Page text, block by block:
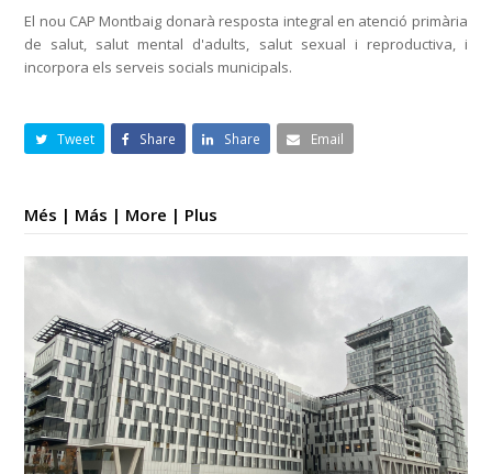
El nou CAP Montbaig donarà resposta integral en atenció primària
de salut, salut mental d'adults, salut sexual i reproductiva, i
incorpora els serveis socials municipals.
Tweet Share Share Email
Més | Más | More | Plus